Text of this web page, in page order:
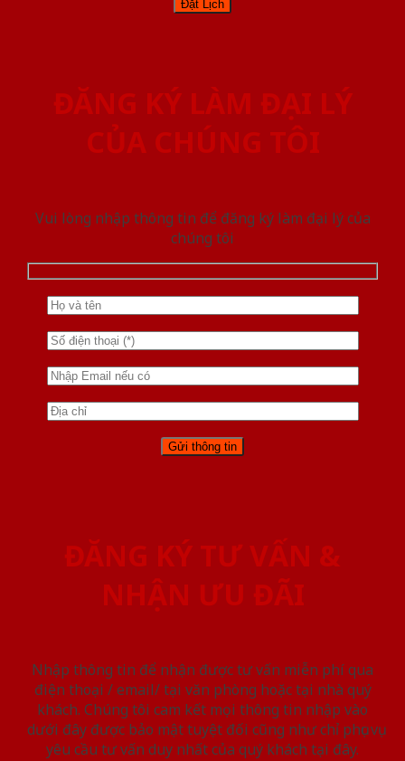
ĐĂNG KÝ LÀM ĐẠI LÝ
CỦA CHÚNG TÔI
Vui lòng nhập thông tin để đăng ký làm đại lý của
chúng tôi
ĐĂNG KÝ TƯ VẤN &
NHẬN ƯU ĐÃI
Nhập thông tin để nhận được tư vấn miễn phí qua
điện thoại / email/ tại văn phòng hoặc tại nhà quý
khách. Chúng tôi cam kết mọi thông tin nhập vào
dưới đây được bảo mật tuyệt đối cũng như chỉ phục vụ
yêu cầu tư vấn duy nhất của quý khách tại đây.